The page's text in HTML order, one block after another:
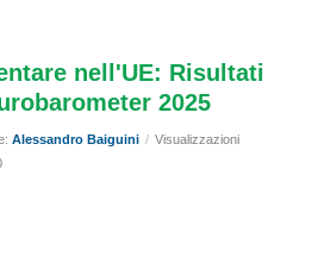
nell'UE: Risultati
2025
Alessandro Baiguini / Visualizzazioni